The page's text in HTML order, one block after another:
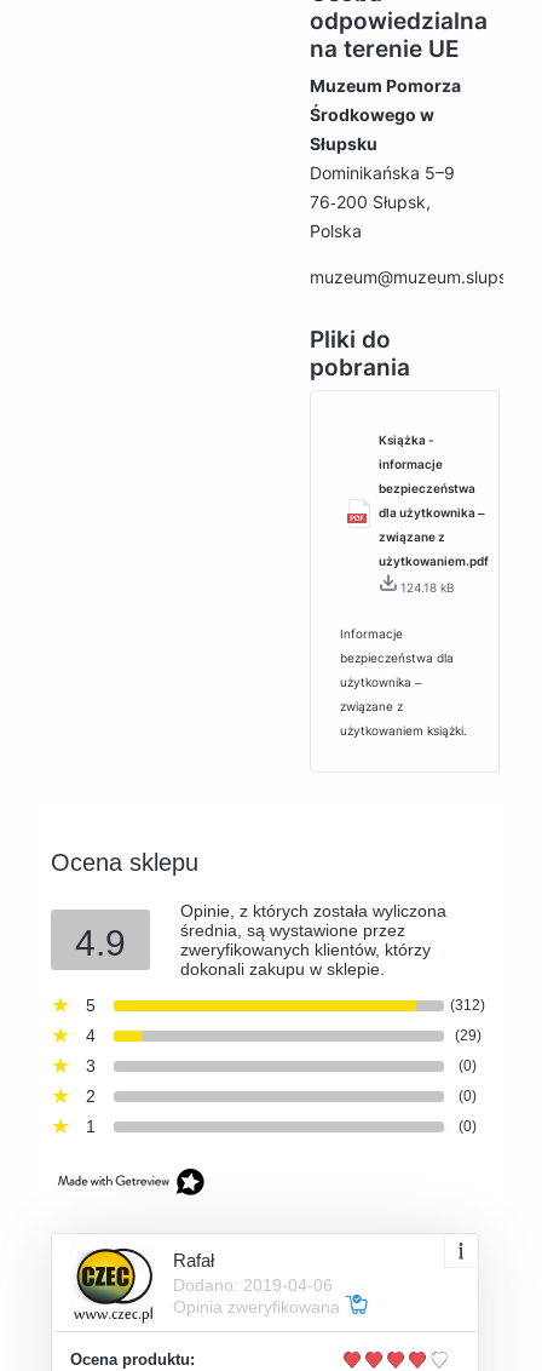
odpowiedzialna
na terenie UE
Muzeum Pomorza
Środkowego w
Słupsku
Dominikańska 5–9
76‑200 Słupsk,
Polska
muzeum@muzeum.slupsk.pl
Pliki do
pobrania
Książka -
informacje
bezpieczeństwa
dla użytkownika ‒
związane z
użytkowaniem.pdf
124.18 kB
Informacje
bezpieczeństwa dla
użytkownika ‒
związane z
użytkowaniem książki.
Ocena sklepu
4.9
Opinie, z których została wyliczona
średnia, są wystawione przez
zweryfikowanych klientów, którzy
dokonali zakupu w sklepie.
5
(312)
4 (29)
3 (0)
2 (0)
1 (0)
Rafał
Dodano: 2019-04-06
Opinia zweryfikowana
Ocena produktu: